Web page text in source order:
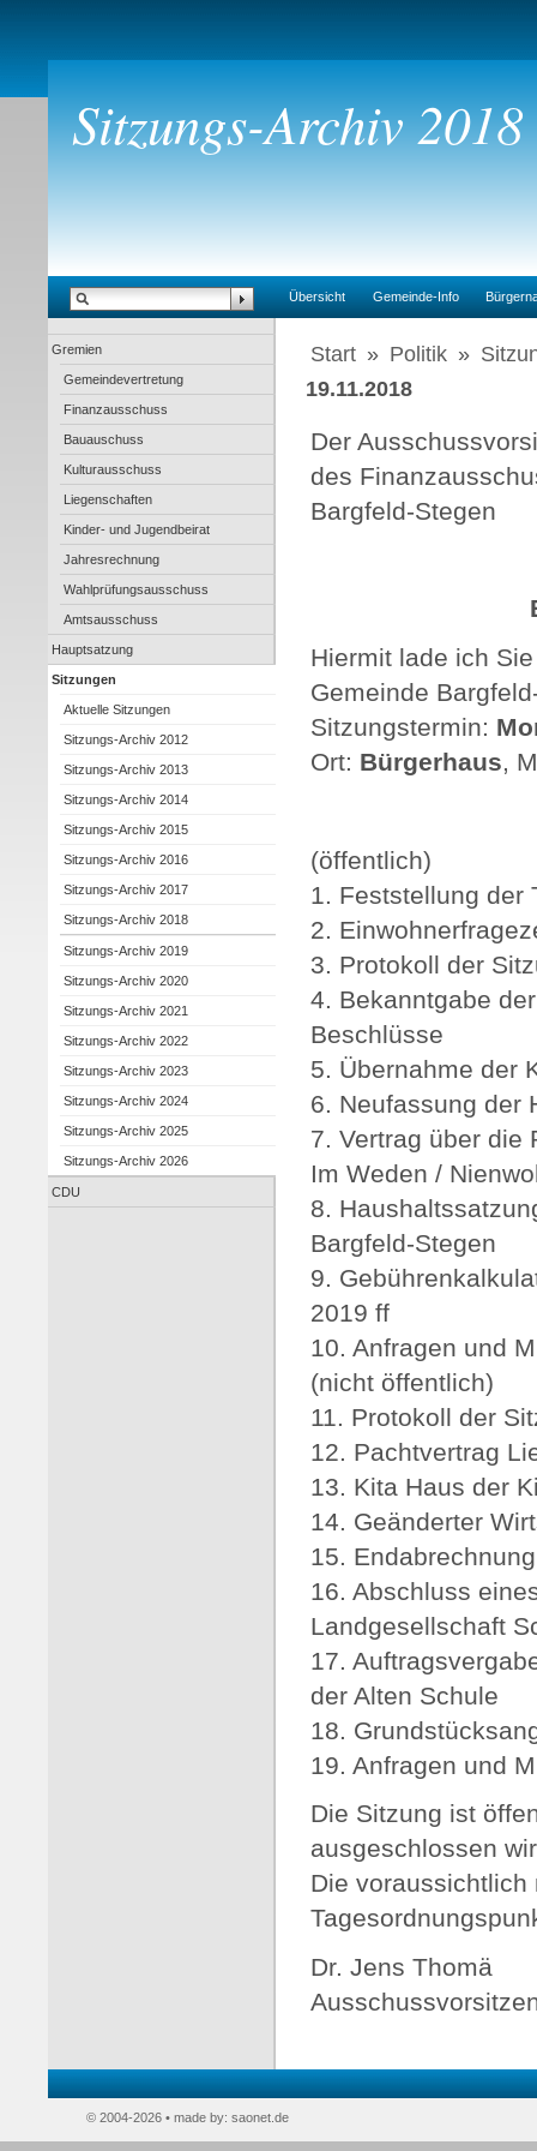
Sitzungs-Archiv 2018
Übersicht Gemeinde-Info
Gremien
Gemeindevertretung
Finanzausschuss
Bauauschuss
Kulturausschuss
Liegenschaften
Kinder- und Jugendbeirat
Jahresrechnung
Wahlprüfungsausschuss
Amtsausschuss
Hauptsatzung
Sitzungen
Aktuelle Sitzungen
Sitzungs-Archiv 2012
Sitzungs-Archiv 2013
Sitzungs-Archiv 2014
Sitzungs-Archiv 2015
Sitzungs-Archiv 2016
Sitzungs-Archiv 2017
Sitzungs-Archiv 2018
Sitzungs-Archiv 2019
Sitzungs-Archiv 2020
Sitzungs-Archiv 2021
Sitzungs-Archiv 2022
Sitzungs-Archiv 2023
Sitzungs-Archiv 2024
Sitzungs-Archiv 2025
Sitzungs-Archiv 2026
CDU
Start » Politik »
19.11.2018
Der
des
Bargfeld-Stegen
Hiermit lade ich
Gemeinde
Sitzungstermin:
Ort: Bürgerhaus,
(öffentlich)
1. Feststellung der
2.
3. Protokoll der
4. Bekanntgabe
Beschlüsse
5. Übernahme der
6. Neufassung der
7. Vertrag über die
Im Weden /
8.
Bargfeld-Stegen
9.
2019 ff
10. Anfragen und
(nicht öffentlich)
11. Protokoll der
12. Pachtvertrag
13. Kita Haus der
14. Geänderter
15.
16. Abschluss
Landgesellschaft
17.
der Alten Schule
18.
19. Anfragen und
Die Sitzung ist
ausgeschlossen
Die
Dr. Jens Thomä
© 2004-2026 • made by: saonet.de